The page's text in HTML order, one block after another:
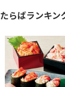
たらばランキン